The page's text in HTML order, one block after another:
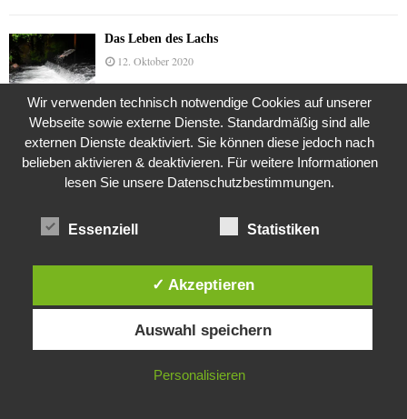
Das Leben des Lachs
12. Oktober 2020
9. Juli 2018
Was ist denn das? -Mars „SOL 735“ Rover Curiosity
Die Brexit-Lüge (1/8 Teil)
Diese Website verwendet Cookies. Durch die weitere Nutzung dieser
Website stimmst du der Verwendung von Cookies zu.
IN ORDNUNG
Wir verwenden technisch notwendige Cookies auf unserer
Webseite sowie externe Dienste. Standardmäßig sind alle
externen Dienste deaktiviert. Sie können diese jedoch nach
belieben aktivieren & deaktivieren. Für weitere Informationen
lesen Sie unsere Datenschutzbestimmungen.
Essenziell Statistiken
✓ Akzeptieren
Auswahl speichern
Personalisieren